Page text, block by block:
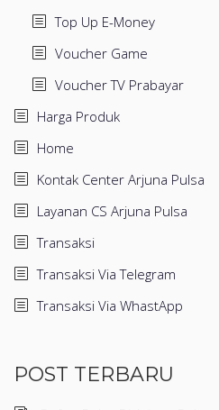
Top Up E-Money
Voucher Game
Voucher TV Prabayar
Harga Produk
Home
Kontak Center Arjuna Pulsa
Layanan CS Arjuna Pulsa
Transaksi
Transaksi Via Telegram
Transaksi Via WhastApp
POST TERBARU